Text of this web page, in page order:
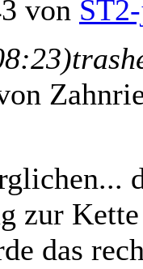
von
zur
das